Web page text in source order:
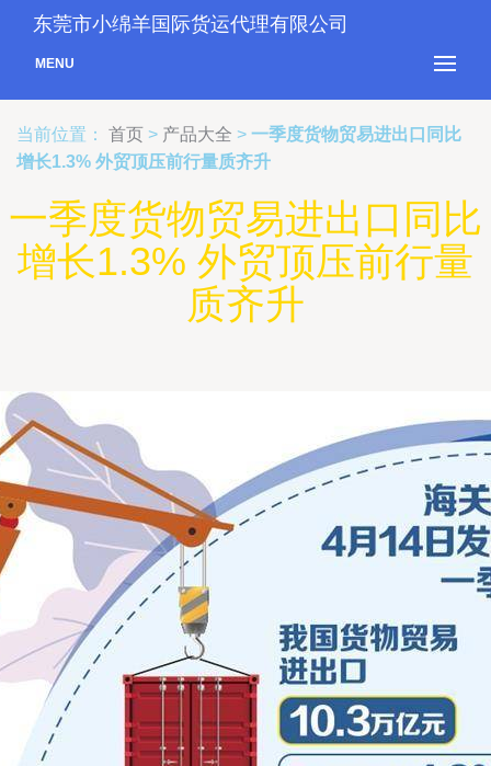
东莞市小绵羊国际货运代理有限公司
MENU
当前位置： 首页 > 产品大全 > 一季度货物贸易进出口同比
增长1.3% 外贸顶压前行量质齐升
一季度货物贸易进出口同比
增长1.3% 外贸顶压前行量
质齐升